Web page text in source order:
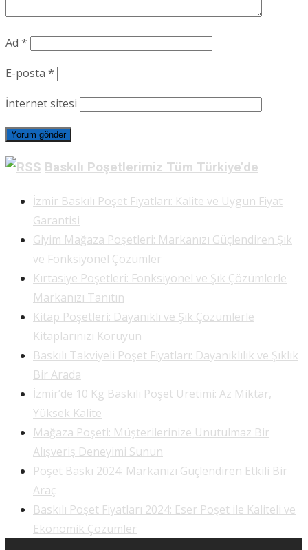
Ad *
E-posta *
İnternet sitesi
Baskılı Poşetlerimiz Tüm Türkiye’de
İzmir Baskılı Poşet Fiyatları: Kalite ve Uygun Fiyat
Garantisi
Giyim Mağaza Poşetleri: Markanızı Güçlendiren Şık
ve Fonksiyonel Çözümler
Kırtasiye Poşetleri: Fonksiyonel ve Şık Çözümlerle
Markanızı Tanıtın
Kitap Poşetleri: Dayanıklı ve Şık Çözümlerle
Kitaplarınızı Koruyun
Baskılı Takviyeli Poşet Fiyatları: Dayanıklılık ve Şıklık
Bir Arada
İzmir’de 10 Kg Baskılı Poşet Üretimi: Az Miktar,
Yüksek Kalite
Mağaza Poşeti: Müşterilerinize Unutulmaz Bir
Alışveriş Deneyimi Sunun
Poşet Baskı 2024: Markanızı Güçlendiren Etkili Bir
Araç
Baskılı Poşet Fiyatları 2024: Eser Poşet ile Kaliteli ve
Ekonomik Çözümler